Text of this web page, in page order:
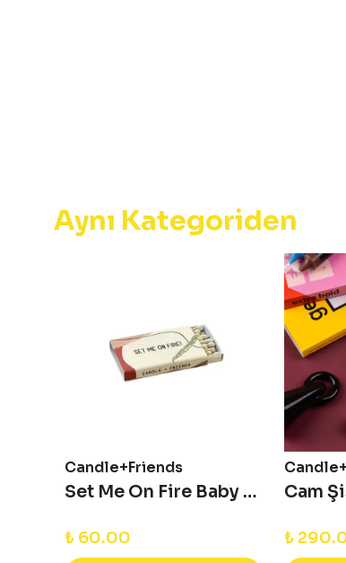
Aynı Kategoriden
Candle+Friends
Set Me On Fire Baby Kibrit Kutusu
₺ 60.00
Cam
₺